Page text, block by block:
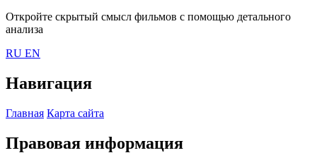
Откройте скрытый смысл фильмов с помощью детального
анализа
RU EN
Навигация
Главная Карта сайта
Правовая информация